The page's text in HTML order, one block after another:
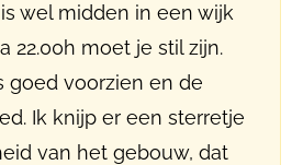
wel midden in een wijk
22.00h moet je stil zijn.
goed voorzien en de
Ik knijp er een sterretje
van het gebouw, dat